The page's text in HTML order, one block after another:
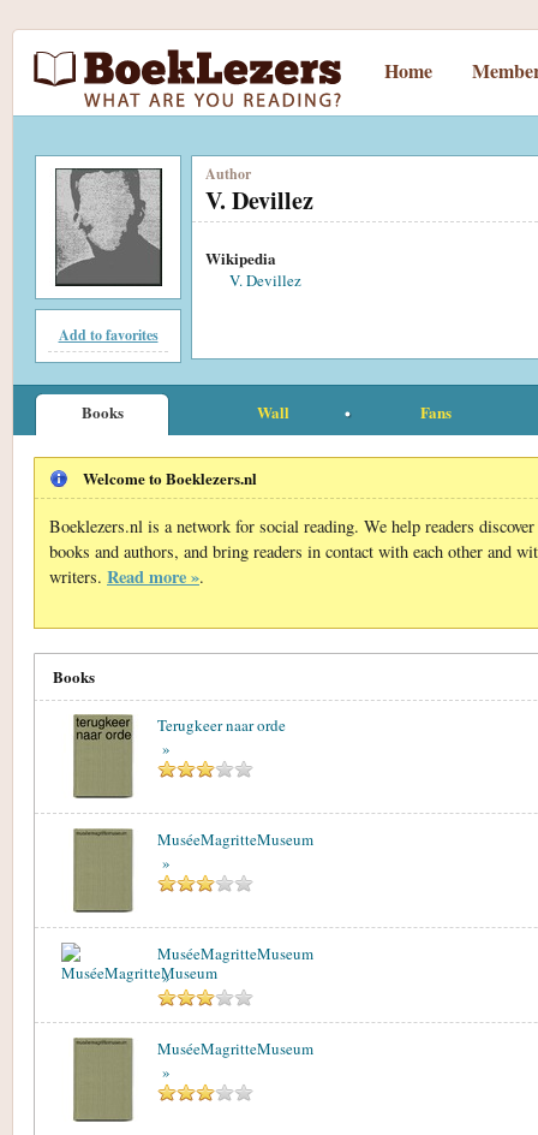
Home
Add to favorites
Author
V. Devillez
Wikipedia
V. Devillez
Books Wall Fans
Welcome to Boeklezers.nl
Boeklezers.nl is a network for social reading. We help readers
books and authors, and bring readers in contact with each other and
writers. Read more ».
Books
Terugkeer naar orde
»
MuséeMagritteMuseum
»
MuséeMagritteMuseum
»
MuséeMagritteMuseum
»